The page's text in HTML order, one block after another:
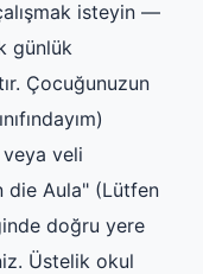
isteyin —
günlük
Çocuğunuzun
veli
die Aula" (Lütfen
doğru yere
Üstelik okul